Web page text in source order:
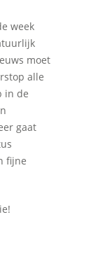
week
moet
alle
in de
gaat
fijne